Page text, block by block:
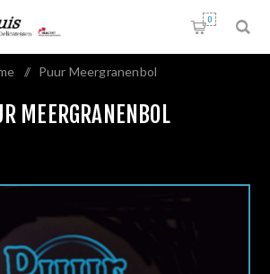
0
/ Puur Meergranenbol
MEERGRANENBOL